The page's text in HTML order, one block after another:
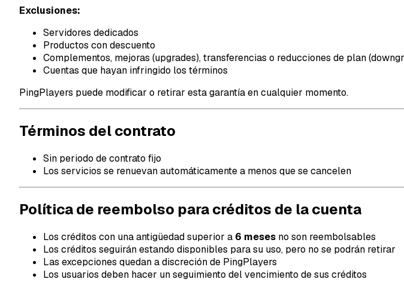
Exclusiones:
Servidores dedicados
Productos con descuento
Complementos, mejoras (upgrades), transferencias o reducciones de plan
Cuentas que hayan infringido los términos
PingPlayers puede modificar o retirar esta garantía en cualquier momento.
Términos del contrato
Sin periodo de contrato fijo
Los servicios se renuevan automáticamente a menos que se cancelen
Política de reembolso para créditos de la cuenta
Los créditos con una antigüedad superior a 6 meses no son reembolsables
Los créditos seguirán estando disponibles para su uso, pero no se podrán retirar
Las excepciones quedan a discreción de PingPlayers
Los usuarios deben hacer un seguimiento del vencimiento de sus créditos